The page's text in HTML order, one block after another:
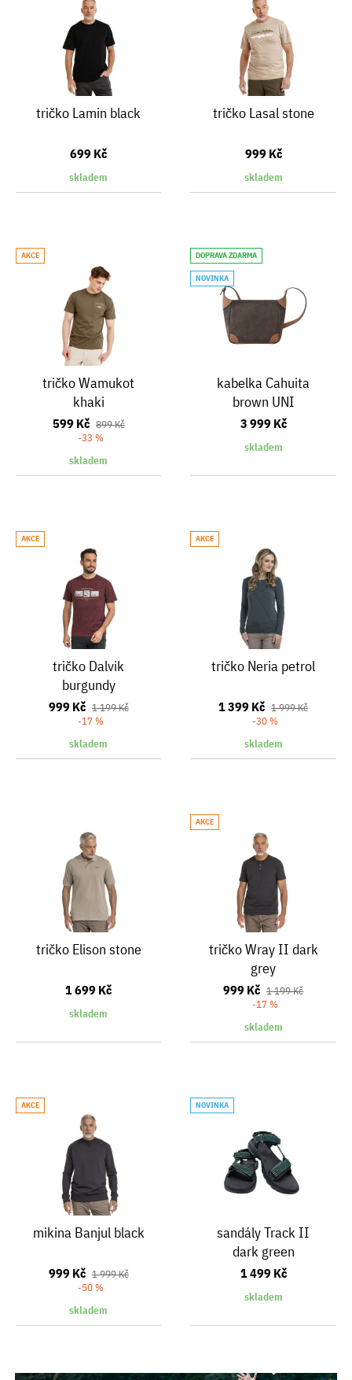
tričko Lamin black
699 Kč
skladem
tričko Lasal stone
999 Kč
skladem
AKCE
tričko Wamukot
khaki
599 Kč 899 Kč
-33 %
skladem
DOPRAVA ZDARMA
NOVINKA
kabelka Cahuita
brown UNI
3 999 Kč
skladem
AKCE
tričko Dalvik
burgundy
999 Kč 1 199 Kč
-17 %
skladem
AKCE
tričko Neria petrol
1 399 Kč 1 999 Kč
-30 %
skladem
tričko Elison stone
1 699 Kč
skladem
AKCE
tričko Wray II dark
grey
999 Kč 1 199 Kč
-17 %
skladem
AKCE
mikina Banjul black
999 Kč 1 999 Kč
-50 %
skladem
NOVINKA
sandály Track II
dark green
1 499 Kč
skladem